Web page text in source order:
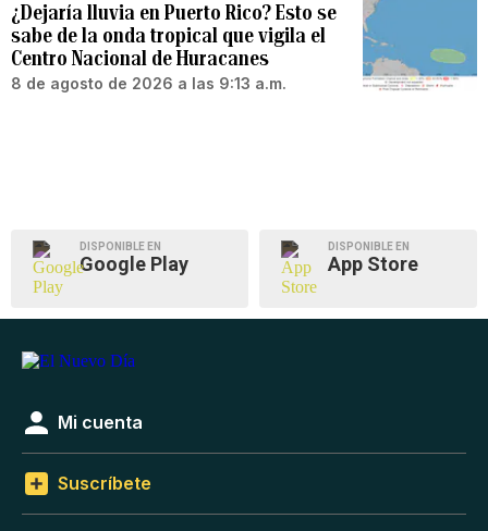
¿Dejaría lluvia en Puerto Rico? Esto se
sabe de la onda tropical que vigila el
Centro Nacional de Huracanes
8 de agosto de 2026 a las 9:13 a.m.
DISPONIBLE EN
Google Play
DISPONIBLE EN
App Store
Mi cuenta
Suscríbete